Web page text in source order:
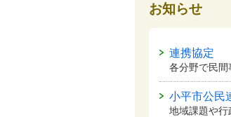
お知らせ
連携協定
各分野で民間
小平市公民
地域課題や